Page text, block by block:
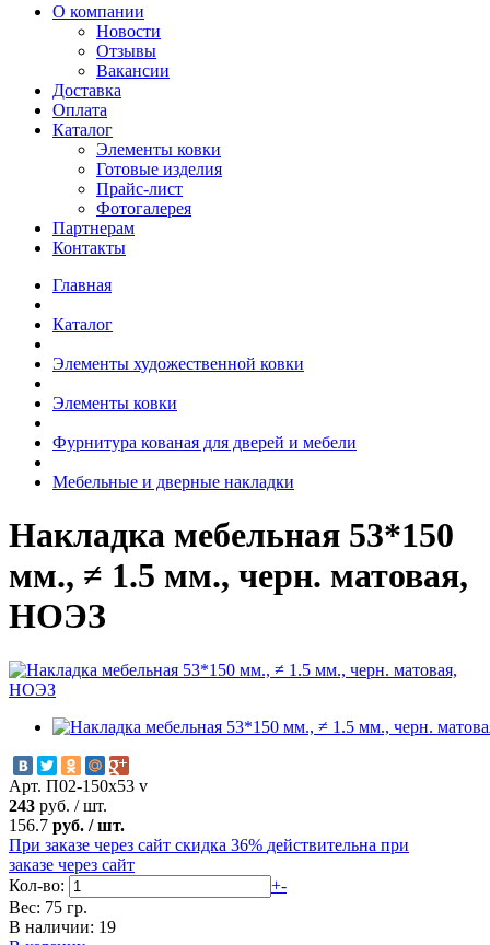
О компании
Новости
Отзывы
Вакансии
Доставка
Оплата
Каталог
Элементы ковки
Готовые изделия
Прайс-лист
Фотогалерея
Партнерам
Контакты
Главная
Каталог
Элементы художественной ковки
Элементы ковки
Фурнитура кованая для дверей и мебели
Мебельные и дверные накладки
Накладка мебельная 53*150
мм., ≠ 1.5 мм., черн. матовая,
НОЭЗ
Арт. П02-150х53 v
243 руб. /шт.
156.7 руб. /шт.
При заказе через сайт скидка 36% действительна при
заказе через сайт
Кол-во:
+-
Вес: 75 гр.
В наличии: 19